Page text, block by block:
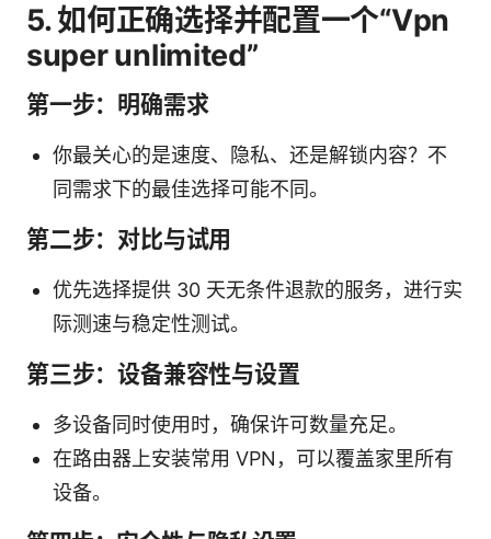
5. 如何正确选择并配置一个“Vpn
super unlimited”
第一步：明确需求
你最关心的是速度、隐私、还是解锁内容？不
同需求下的最佳选择可能不同。
第二步：对比与试用
优先选择提供 30 天无条件退款的服务，进行实
际测速与稳定性测试。
第三步：设备兼容性与设置
多设备同时使用时，确保许可数量充足。
在路由器上安装常用 VPN，可以覆盖家里所有
设备。